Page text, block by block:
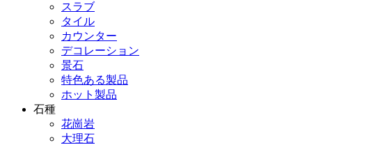
スラブ
タイル
カウンター
デコレーション
景石
特色ある製品
ホット製品
石種
花崗岩
大理石